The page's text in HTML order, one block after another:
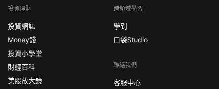
投資理財
投資網誌
Money錢
投資小學堂
財經百科
美股放大鏡
跨領域學習
學到
口袋Studio
聯絡我們
客服中心